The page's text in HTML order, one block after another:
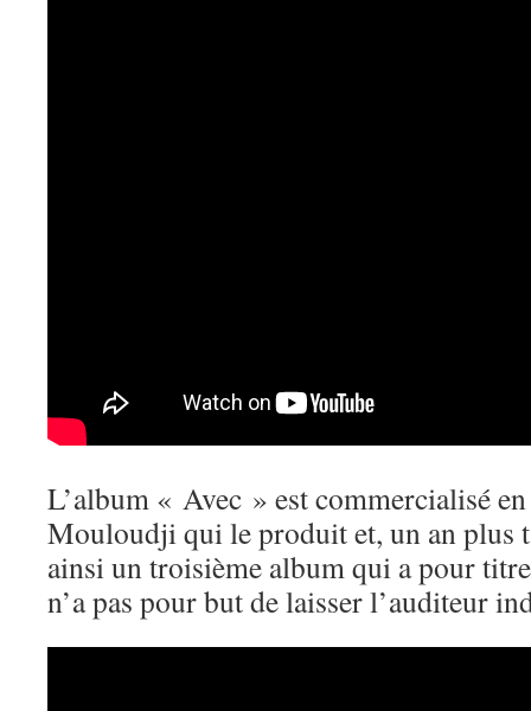
L’album « Avec » est commercialisé
Mouloudji qui le produit et, un an plus
ainsi un troisième album qui a pour
n’a pas pour but de laisser l’auditeur